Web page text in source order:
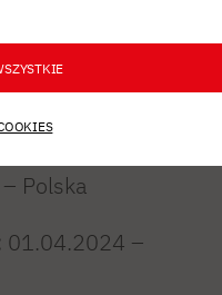
(OUC) – Cypr,
w Tampere
Polska
01.04.2024 –